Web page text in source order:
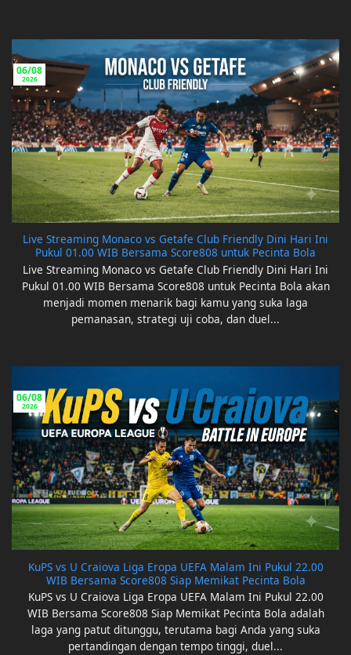
Live Streaming Monaco vs Getafe Club Friendly Dini Hari Ini
Pukul 01.00 WIB Bersama Score808 untuk Pecinta Bola
Live Streaming Monaco vs Getafe Club Friendly Dini Hari Ini
Pukul 01.00 WIB Bersama Score808 untuk Pecinta Bola akan
menjadi momen menarik bagi kamu yang suka laga
pemanasan, strategi uji coba, dan duel...
06/08
2026
KuPS vs U Craiova Liga Eropa UEFA Malam Ini Pukul 22.00
WIB Bersama Score808 Siap Memikat Pecinta Bola
KuPS vs U Craiova Liga Eropa UEFA Malam Ini Pukul 22.00
WIB Bersama Score808 Siap Memikat Pecinta Bola adalah
laga yang patut ditunggu, terutama bagi Anda yang suka
pertandingan dengan tempo tinggi, duel...
06/08
2026